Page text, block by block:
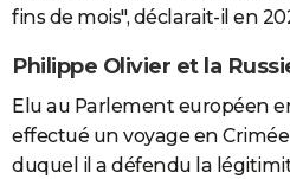
fins de mois", déclarait-il en
Philippe Olivier et la
Elu au Parlement européen
effectué un voyage en
duquel il a défendu la